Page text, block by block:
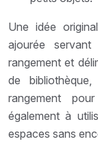
Une idée
ajourée
rangement et
de
rangement
également à
espaces sans